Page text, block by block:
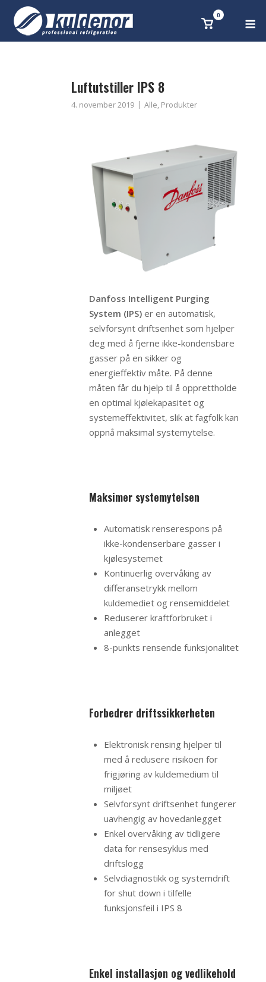
content
Se 0
Luftutstiller IPS 8
4. november 2019 Alle, Produkter
Danfoss Intelligent Purging
System (IPS)er en automatisk,
selvforsynt driftsenhet som hjelper
deg med å fjerne ikke-kondensbare
gasser på en sikker og
energieffektiv måte. På denne
måten får du hjelp til å opprettholde
en optimal kjølekapasitet og
systemeffektivitet, slik at fagfolk kan
oppnå maksimal systemytelse.
Maksimer systemytelsen
Automatisk renserespons på
ikke-kondenserbare gasser i
kjølesystemet
Kontinuerlig overvåking av
differansetrykk mellom
kuldemediet og rensemiddelet
Reduserer kraftforbruket i
anlegget
8-punkts rensende funksjonalitet
Forbedrer driftssikkerheten
Elektronisk rensing hjelper til
med å redusere risikoen for
frigjøring av kuldemedium til
miljøet
Selvforsynt driftsenhet fungerer
uavhengig av hovedanlegget
Enkel overvåking av tidligere
data for rensesyklus med
driftslogg
Selvdiagnostikk og systemdrift
for shut down i tilfelle
funksjonsfeil i IPS 8
Enkel installasjon og vedlikehold